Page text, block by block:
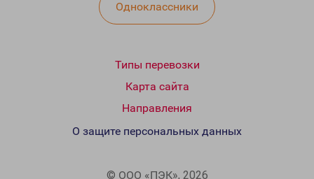
Одноклассники
Типы перевозки
Карта сайта
Направления
© ООО «ПЭК», 2026
О защите персональных данных